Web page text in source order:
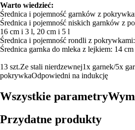
Warto wiedzieć:
Średnica i pojemność garnków z
Średnica i pojemność niskich garnków z
16 cm i 3 l, 20 cm i 5 l
Średnica i pojemność rondli z
Średnica garnka do mleka z lejkiem: 14
13 szt.Ze stali nierdzewnej1x garnek/5x
pokrywkaOdpowiedni na indukcję
Wszystkie parametry
Przydatne produkty